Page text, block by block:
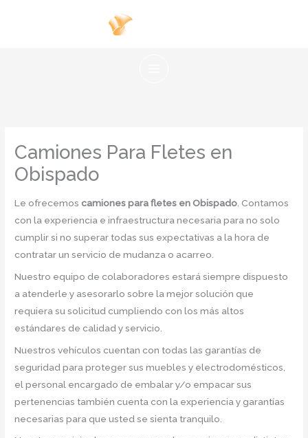
Camiones Para Fletes en
Obispado
Le ofrecemos camiones para fletes en Obispado . Contamos
con la experiencia e infraestructura necesaria para no solo
cumplir si no superar todas sus expectativas a la hora de
contratar un servicio de mudanza o acarreo.
Nuestro equipo de colaboradores estará siempre dispuesto
a atenderle y asesorarlo sobre la mejor solución que
requiera su solicitud cumpliendo con los más altos
estándares de calidad y servicio.
Nuestros vehículos cuentan con todas las garantías de
seguridad para proteger sus muebles y electrodomésticos,
el personal encargado de embalar y/o empacar sus
pertenencias también cuenta con la experiencia y garantías
necesarias para que usted se sienta tranquilo.